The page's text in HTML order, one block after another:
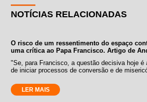
NOTÍCIAS RELACIONADAS
O risco de um ressentimento do espaço
uma crítica ao Papa Francisco. Artigo de
"Se, para Francisco, a questão decisiva hoje é
de iniciar processos de conversão e de
LER MAIS